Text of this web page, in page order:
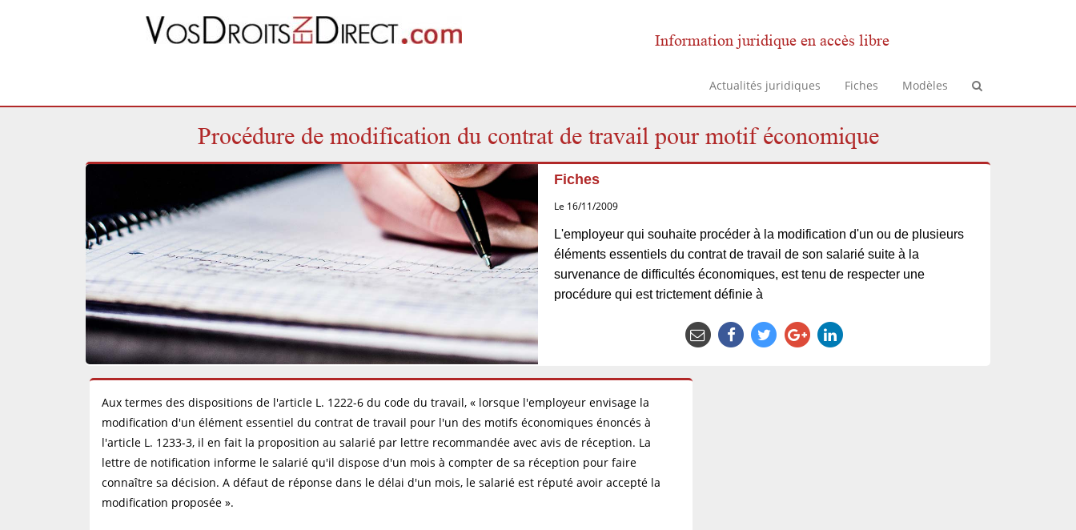
Information juridique en accès libre
Actualités juridiques Fiches Modèles
Procédure de modification du contrat de travail pour motif économique
Fiches
Le 16/11/2009
L'employeur qui souhaite procéder à la modification d'un ou de plusieurs
éléments essentiels du contrat de travail de son salarié suite à la
survenance de difficultés économiques, est tenu de respecter une
procédure qui est trictement définie à
Aux termes des dispositions de l'article L. 1222-6 du code du travail, « lorsque l'employeur envisage la
modification d'un élément essentiel du contrat de travail pour l'un des motifs économiques énoncés à
l'article L. 1233-3, il en fait la proposition au salarié par lettre recommandée avec avis de réception. La
lettre de notification informe le salarié qu'il dispose d'un mois à compter de sa réception pour faire
connaître sa décision. A défaut de réponse dans le délai d'un mois, le salarié est réputé avoir accepté la
modification proposée ».